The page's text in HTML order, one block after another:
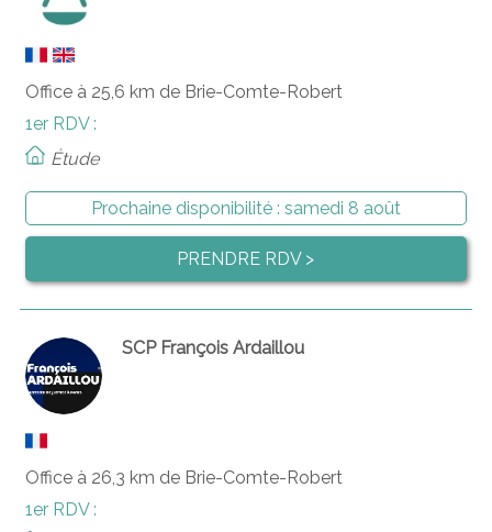
Office à 25,6 km de Brie-Comte-Robert
1er RDV :
Étude
Prochaine disponibilité : samedi 8 août
PRENDRE RDV >
SCP François Ardaillou
Office à 26,3 km de Brie-Comte-Robert
1er RDV :